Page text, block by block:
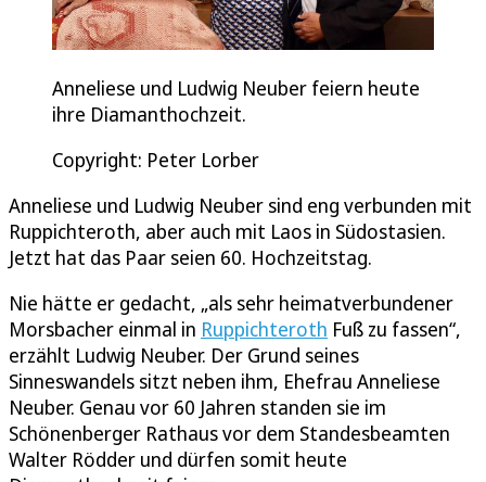
Anneliese und Ludwig Neuber feiern heute
ihre Diamanthochzeit.
Copyright: Peter Lorber
Anneliese und Ludwig Neuber sind eng verbunden mit
Ruppichteroth, aber auch mit Laos in Südostasien.
Jetzt hat das Paar seien 60. Hochzeitstag.
Nie hätte er gedacht, „als sehr heimatverbundener
Morsbacher einmal in Ruppichteroth Fuß zu fassen“,
erzählt Ludwig Neuber. Der Grund seines
Sinneswandels sitzt neben ihm, Ehefrau Anneliese
Neuber. Genau vor 60 Jahren standen sie im
Schönenberger Rathaus vor dem Standesbeamten
Walter Rödder und dürfen somit heute